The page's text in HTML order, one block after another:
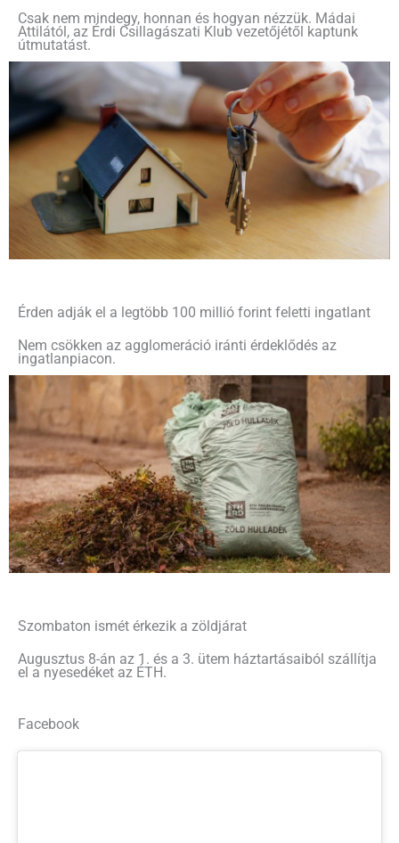
Csak nem mindegy, honnan és hogyan nézzük. Mádai
Attilától, az Érdi Csillagászati Klub vezetőjétől kaptunk
útmutatást.
Érden adják el a legtöbb 100 millió forint feletti ingatlant
Nem csökken az agglomeráció iránti érdeklődés az
ingatlanpiacon.
Szombaton ismét érkezik a zöldjárat
Augusztus 8-án az 1. és a 3. ütem háztartásaiból szállítja
el a nyesedéket az ÉTH.
Facebook